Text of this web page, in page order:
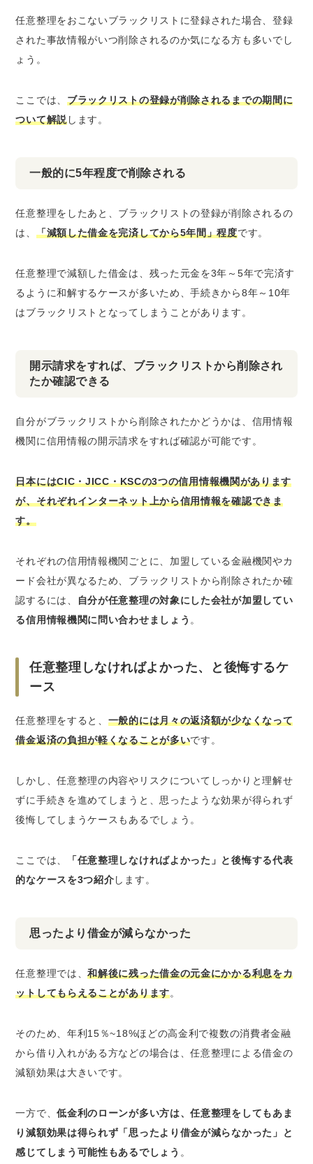
任意整理をおこないブラックリストに登録された場合、登録
された事故情報がいつ削除されるのか気になる方も多いでし
ょう。
ここでは、 ブラックリストの登録が削除されるまでの期間に
ついて解説します。
一般的に5年程度で削除される
任意整理をしたあと、ブラックリストの登録が削除されるの
は、 「減額した借金を完済してから5年間」程度です。
任意整理で減額した借金は、残った元金を3年～5年で完済す
るように和解するケースが多いため、手続きから8年～10年
はブラックリストとなってしまうことがあります 。
開示請求をすれば、ブラックリストから削除され
たか確認できる
自分がブラックリストから削除されたかどうかは、信用情報
機関に信用情報の開示請求をすれば確認が可能です。
日本にはCIC・JICC・KSCの3つの信用情報機関があります
が、それぞれインターネット上から信用情報を確認できま
す。
それぞれの信用情報機関ごとに、加盟している金融機関やカ
ード会社が異なるため、ブラックリストから削除されたか確
認するには、
自分が任意整理の対象にした会社が加盟してい
る信用情報機関に問い合わせましょう 。
任意整理しなければよかった、と後悔するケ
ース
任意整理をすると、 一般的には月々の返済額が少なくなって
借金返済の負担が軽くなることが多いです。
しかし、任意整理の内容やリスクについてしっかりと理解せ
ずに手続きを進めてしまうと、 思ったような効果が得られず
後悔してしまうケース もあるでしょう。
ここでは、
「任意整理しなければよかった」と後悔する代表
的なケースを3つ紹介します。
思ったより借金が減らなかった
任意整理では、和解後に残った借金の元金にかかる利息をカ
ットしてもらえることがあります。
そのため、年利15％~18%ほどの高金利で複数の消費者金融
から借り入れがある方などの場合は、任意整理による借金の
減額効果は大きいです。
一方で、低金利のローンが多い方は、任意整理をしてもあま
り減額効果は得られず「思ったより借金が減らなかった」と
感じてしまう可能性もあるでしょう 。